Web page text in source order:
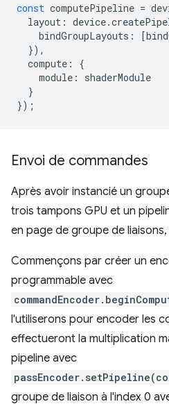
const computePipeline =
layout : device.
bindGroupLayouts : [
}),
compute :
{
module :
shaderModule
}
});
Envoi de commandes
Après avoir instancié un
trois tampons GPU et un
en page de groupe de
Commençons par créer un
programmable avec
l'utiliserons pour encoder les
effectueront la multiplication
pipeline avec
groupe de liaison à l'index 0